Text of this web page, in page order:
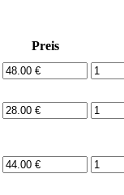
Preis